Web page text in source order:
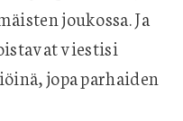
joukossa. Ja
viestisi
jopa parhaiden